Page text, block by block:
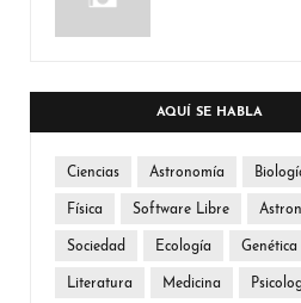
AQUÍ SE HABLA
Ciencias Astronomía
Física Software Libre
Sociedad Ecología Genética
Literatura Medicina